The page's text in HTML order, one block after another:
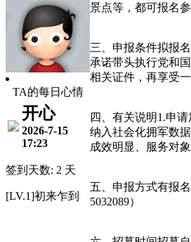
TA的每日心情
开心
2026-7-15
17:23
签到天数: 2 天
[LV.1]初来乍到
景点等，都可报名
三、申报条件拟报
承诺带头执行党和
相关证件，再享受
四、有关说明1.申
纳入社会化拥军数
成效明显、服务对
五、申报方式有报
5032089）